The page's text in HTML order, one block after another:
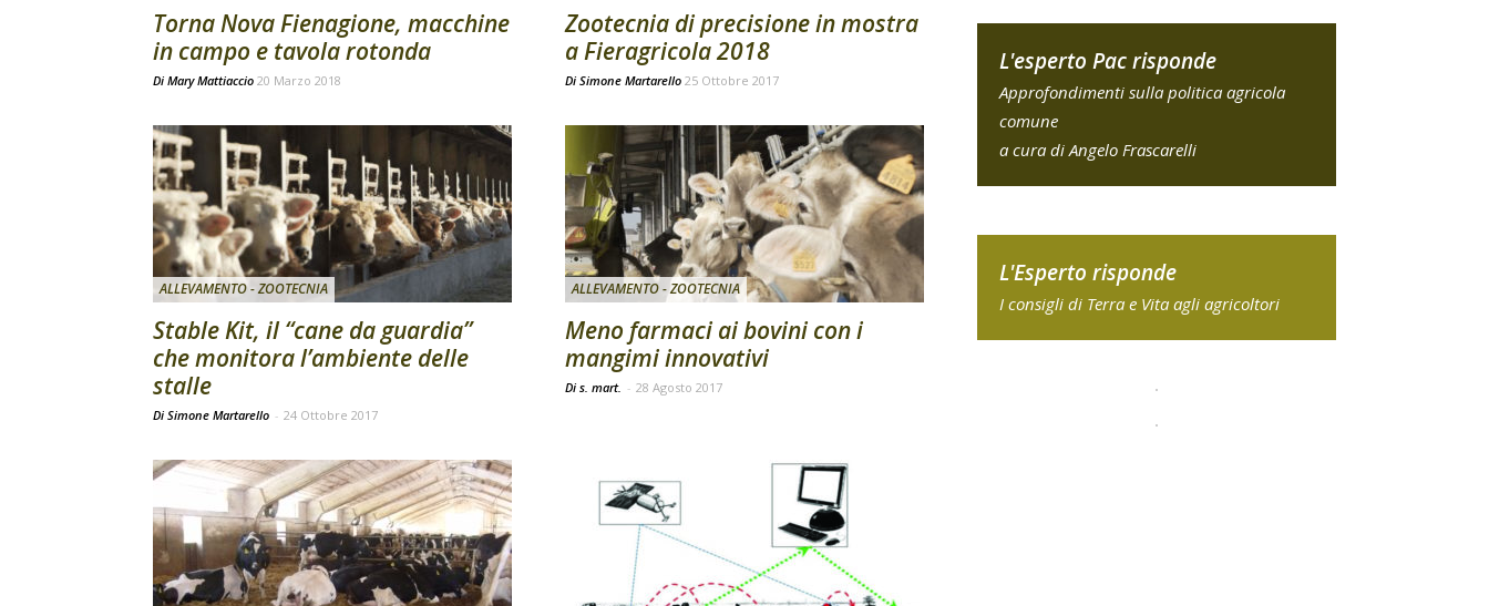
Torna Nova Fienagione, macchine
in campo e tavola rotonda
Di Mary Mattiaccio 20 Marzo 2018
Zootecnia di precisione in mostra
a Fieragricola 2018
Di Simone Martarello 25 Ottobre 2017
ALLEVAMENTO - ZOOTECNIA
Stable Kit, il “cane da guardia”
che monitora l’ambiente delle
stalle
Di Simone Martarello - 24 Ottobre 2017
ALLEVAMENTO - ZOOTECNIA
Meno farmaci ai bovini con i
mangimi innovativi
Di s. mart. - 28 Agosto 2017
L'esperto Pac risponde
Approfondimenti sulla politica agricola
comune
a cura di Angelo Frascarelli
L'Esperto risponde
I consigli di Terra e Vita agli agricoltori